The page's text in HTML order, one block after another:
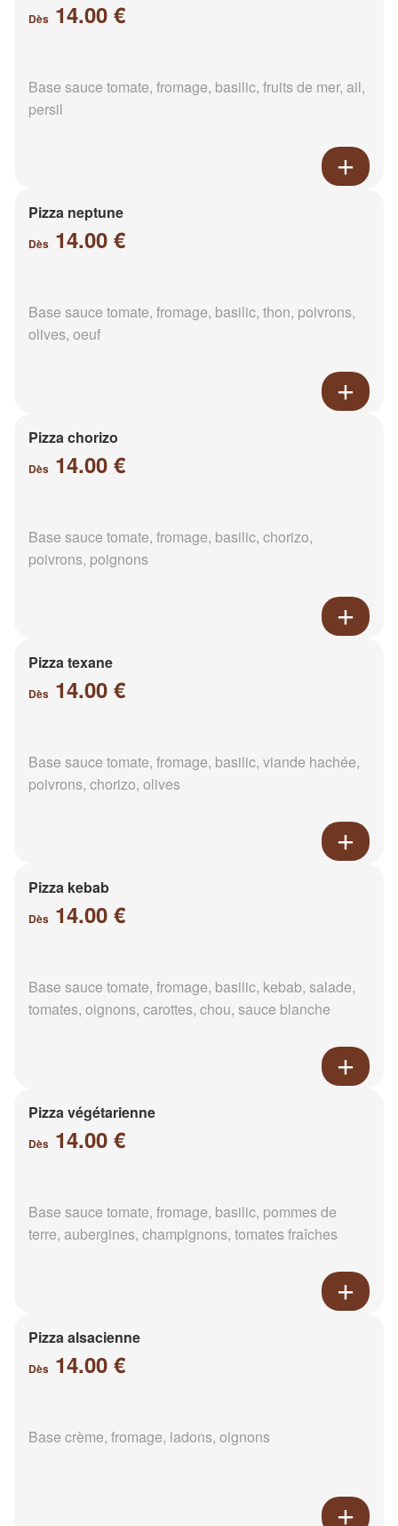
Dès 14.00 €
Base sauce tomate, fromage, basilic, fruits de mer, ail,
persil
Pizza neptune
Dès 14.00 €
Base sauce tomate, fromage, basilic, thon, poivrons,
olives, oeuf
Pizza chorizo
Dès 14.00 €
Base sauce tomate, fromage, basilic, chorizo,
poivrons, poignons
Pizza texane
Dès 14.00 €
Base sauce tomate, fromage, basilic, viande hachée,
poivrons, chorizo, olives
Pizza kebab
Dès 14.00 €
Base sauce tomate, fromage, basilic, kebab, salade,
tomates, oignons, carottes, chou, sauce blanche
Pizza végétarienne
Dès 14.00 €
Base sauce tomate, fromage, basilic, pommes de
terre, aubergines, champignons, tomates fraîches
Pizza alsacienne
Dès 14.00 €
Base crème, fromage, ladons, oignons